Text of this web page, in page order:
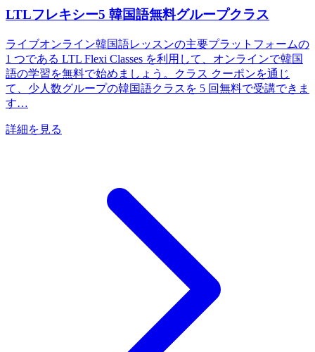
LTLフレキシー5 韓国語無料グループクラス
ライブオンライン韓国語レッスンの主要プラットフォームの
1 つである LTL Flexi Classes を利用して、オンラインで韓国
語の学習を無料で始めましょう。クラス クーポンを通じ
て、少人数グループの韓国語クラスを 5 回無料で受講できま
す…
詳細を見る